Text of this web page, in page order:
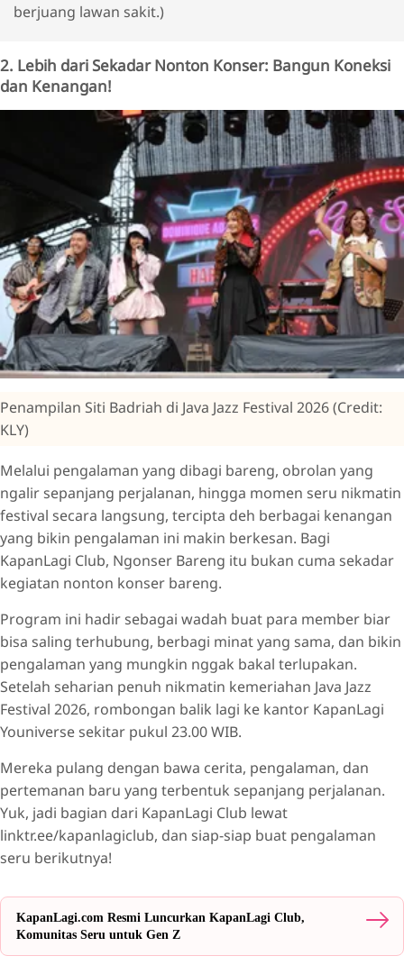
berjuang lawan sakit.)
2. Lebih dari Sekadar Nonton Konser: Bangun Koneksi
dan Kenangan!
Penampilan Siti Badriah di Java Jazz Festival 2026 (Credit:
KLY)
Melalui pengalaman yang dibagi bareng, obrolan yang
ngalir sepanjang perjalanan, hingga momen seru nikmatin
festival secara langsung, tercipta deh berbagai kenangan
yang bikin pengalaman ini makin berkesan. Bagi
KapanLagi Club, Ngonser Bareng itu bukan cuma sekadar
kegiatan nonton konser bareng.
Program ini hadir sebagai wadah buat para member biar
bisa saling terhubung, berbagi minat yang sama, dan bikin
pengalaman yang mungkin nggak bakal terlupakan.
Setelah seharian penuh nikmatin kemeriahan Java Jazz
Festival 2026, rombongan balik lagi ke kantor KapanLagi
Youniverse sekitar pukul 23.00 WIB.
Mereka pulang dengan bawa cerita, pengalaman, dan
pertemanan baru yang terbentuk sepanjang perjalanan.
Yuk, jadi bagian dari KapanLagi Club lewat
linktr.ee/kapanlagiclub, dan siap-siap buat pengalaman
seru berikutnya!
KapanLagi.com Resmi Luncurkan KapanLagi Club,
Komunitas Seru untuk Gen Z